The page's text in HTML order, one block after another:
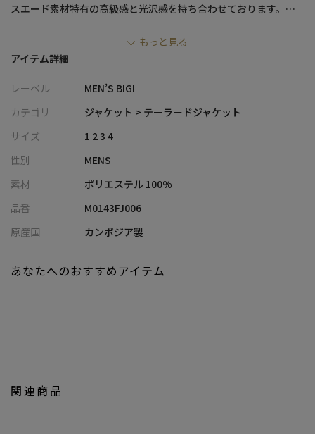
スエード素材特有の高級感と光沢感を持ち合わせております。
ラペル部分とフラップ部分にAMFステッチを施すことで、格式高
自体は軽く、羽織りやすい一着となっております。
襟の内側に入る手縫い風のステッチのこと。
【セットアップ商品情報】
ぜひ、セットアップでご着用をしてみてください。
メーカー品番：M0143FP 006
商品タグにはサイズ部分に数字が表記されています。
合がございます。
もっと見る
アイテム詳細
レーベル
MEN’S BIGI
カテゴリ
ジャケット > テーラードジャケット
サイズ
1 2 3 4
性別
MENS
素材
ポリエステル 100%
品番
M0143FJ006
原産国
カンボジア製
関連商品
あなたへのおすすめアイテム